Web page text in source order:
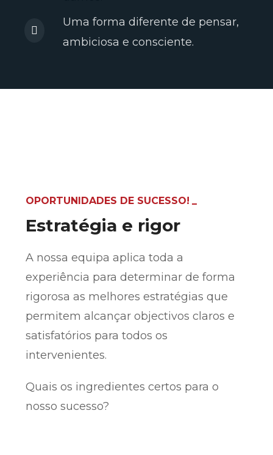
Uma forma diferente de pensar,
ambiciosa e consciente.
OPORTUNIDADES DE SUCESSO!
Estratégia e rigor
A nossa equipa aplica toda a
experiência para determinar de forma
rigorosa as melhores estratégias que
permitem alcançar objectivos claros e
satisfatórios para todos os
intervenientes.
Quais os ingredientes certos para o
nosso sucesso?